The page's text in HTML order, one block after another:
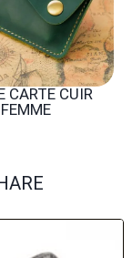
CARTE CUIR
FEMME​